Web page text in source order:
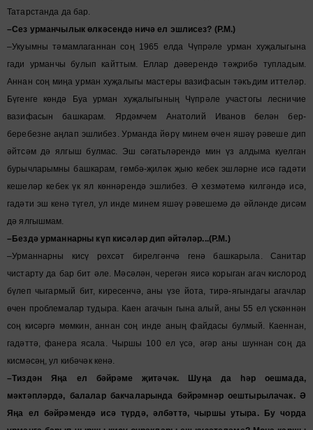
Татарстанда да бар.
–Сез урманчылык өлкәсендә ничә ел эшлисез? (Р.М.)
–Укуымны тәмамлаганнан соң 1965 елда Чүпрәле урман хуҗалыгына
гади урманчы булып кайттым. Еллар дәверендә тәҗрибә тупладым.
Аннан соң миңа урман хуҗалыгы мастеры вазифасын тәкъдим иттеләр.
Бүгенге көндә Буа урман хуҗалыгының Чүпрәле участогы лесничие
вазифасын башкарам. Ярдәмчем Анатолий Иванов белән бер-
беребезне аңлап эшлибез. Урманда йөрү минем өчен яшәү рәвеше дип
әйтсәм дә ялгыш булмас. Эш сәгатьләрендә мин үз алдыма куелган
бурычларымны башкарам, гөмбә-җиләк җыю кебек эшләрне исә гадәти
кешеләр кебек үк ял көннәрендә эшлибез. Ә хезмәтемә килгәндә исә,
гадәти эш кенә түгел, ул инде минем яшәү рәвешемә дә әйләнде дисәм
дә ялгышмам.
–Бездә урманнарны күп кисәләр дип әйтәләр...(Р.М.)
–Урманнарны кисү рөхсәт бирелгәнчә генә башкарыла. Санитар
чистарту да бар бит әле. Мәсәлән, черегән яисә корыган агач кислород
бүлеп чыгармый бит, киресенчә, аны үзе йота, тирә-ягындагы агачлар
өчен проблемалар тудыра. Каен агачын гына алый, аны 55 ел үскәннән
соң кисәргә мөмкин, аннан соң инде аның файдасы булмый. Каеннан,
гадәттә, фанера ясала. Чыршы 100 ел үсә, әгәр аны шуннан соң да
кисмәсәң, ул кибәчәк кенә.
–Тиздән Яңа ел бәйрәме җитәчәк. Шуңа да һәр оешмада,
мәктәпләрдә, балалар бакчаларында бәйрәмнәр оештырылачак. Ә
Яңа ел бәйрәмендә исә түрдә, әлбәттә, чыршы утыра. Бу чорда